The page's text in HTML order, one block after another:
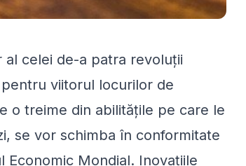
celei de-a patra revoluții
viitorul locurilor de
o treime din abilitățile pe care le
se vor schimba în conformitate
Mondial. Inovațiile